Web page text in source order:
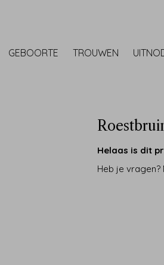
GEBOORTE TROUWEN
Helaas is dit
Heb je